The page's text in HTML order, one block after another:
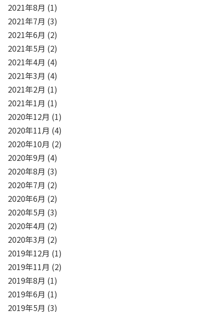
2021年8月 (1)
2021年7月 (3)
2021年6月 (2)
2021年5月 (2)
2021年4月 (4)
2021年3月 (4)
2021年2月 (1)
2021年1月 (1)
2020年12月 (1)
2020年11月 (4)
2020年10月 (2)
2020年9月 (4)
2020年8月 (3)
2020年7月 (2)
2020年6月 (2)
2020年5月 (3)
2020年4月 (2)
2020年3月 (2)
2019年12月 (1)
2019年11月 (2)
2019年8月 (1)
2019年6月 (1)
2019年5月 (3)